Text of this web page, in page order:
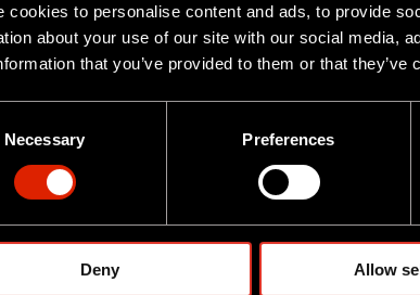
cookies to personalise content and ads, to provide
about your use of our site with our social media,
that you’ve provided to them or that
Necessary Preferences
Deny Allow
WIE DAS ROVION QUICK-CHANGE
DESIGN DIE KANALINSPEKTION
VEREINFACHT